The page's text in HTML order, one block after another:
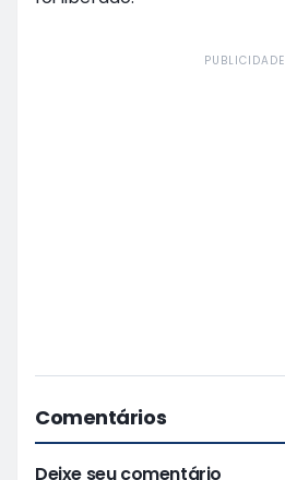
PUBLICIDADE
Comentários
Deixe seu comentário